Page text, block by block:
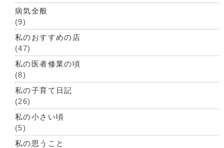
病気全般
(9)
私のおすすめの店
(47)
私の医者修業の頃
(8)
私の子育て日記
(26)
私の小さい頃
(5)
私の思うこと